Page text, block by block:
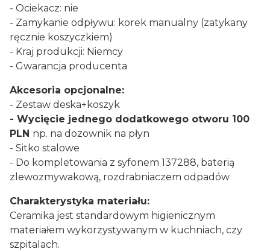
- Ociekacz: nie
- Zamykanie odpływu: korek manualny (zatykany
ręcznie koszyczkiem)
- Kraj produkcji: Niemcy
- Gwarancja producenta
Akcesoria opcjonalne:
- Zestaw deska+koszyk
- Wycięcie jednego dodatkowego otworu 100
PLN np. na dozownik na płyn
- Sitko stalowe
- Do kompletowania z syfonem 137288, baterią
zlewozmywakową, rozdrabniaczem odpadów
Charakterystyka materiału:
Ceramika jest standardowym higienicznym
materiałem wykorzystywanym w kuchniach, czy
szpitalach.